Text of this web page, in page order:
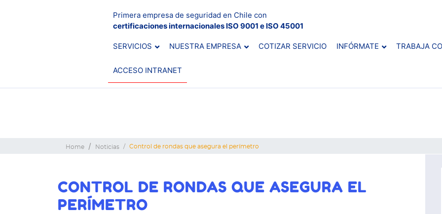
Primera empresa de seguridad en Chile con
certificaciones internacionales ISO 9001 e ISO 45001
SERVICIOS NUESTRA EMPRESA COTIZAR SERVICIO INFÓRMATE TRABAJA
ACCESO INTRANET
Home Noticias Control de rondas que asegura el perímetro
CONTROL DE RONDAS QUE ASEGURA EL
PERÍMETRO